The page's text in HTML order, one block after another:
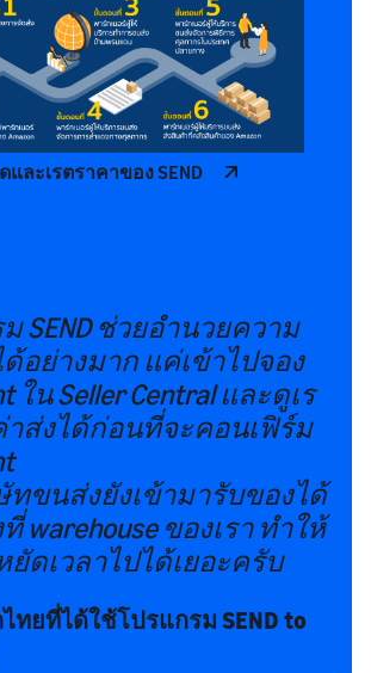
และเรตราคาของ SEND
SEND ช่วยอำนวยความ
อย่างมาก แค่เข้าไปจอง
ใน Seller Central และดูเร
าส่งได้ก่อนที่จะคอนเฟิร์ม
ขนส่งยังเข้ามารับของได้
warehouse ของเรา ทำให้
ยัดเวลาไปได้เยอะครับ
ทยที่ได้ใช้โปรแกรม SEND to